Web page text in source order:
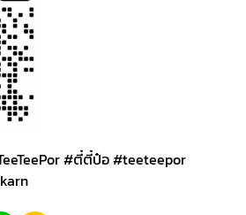
#ตี๋ตี๋ป๋อ #teeteepor